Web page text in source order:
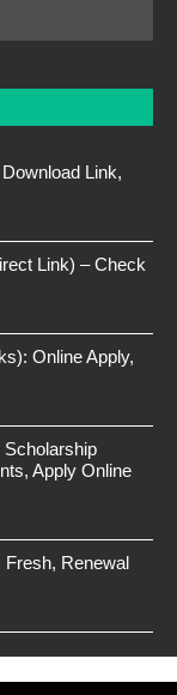
Link,
Link) – Check
Online Apply,
Scholarship
Apply Online
Fresh, Renewal